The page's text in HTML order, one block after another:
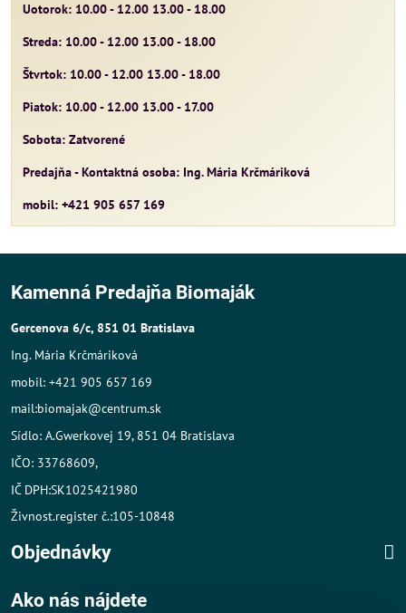
Uotorok: 10.00 - 12.00 13.00 - 18.00
Streda: 10.00 - 12.00 13.00 - 18.00
Štvrtok: 10.00 - 12.00 13.00 - 18.00
Piatok: 10.00 - 12.00 13.00 - 17.00
Sobota: Zatvorené
Predajňa - Kontaktná osoba: Ing. Mária Krčmáriková
mobil: +421 905 657 169
Kamenná Predajňa Biomaják
Gercenova 6/c, 851 01 Bratislava
Ing. Mária Krčmáriková
mobil: +421 905 657 169
mail:biomajak@centrum.sk
Sídlo: A.Gwerkovej 19, 851 04 Bratislava
IČO: 33768609,
IČ DPH:SK1025421980
Živnost.register č.:105-10848
Objednávky
Ako nás nájdete